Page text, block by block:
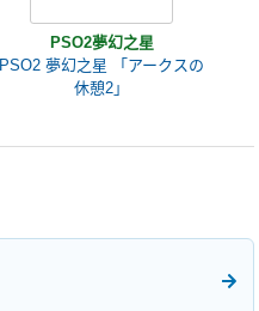
PSO2夢幻之星
PSO2 夢幻之星 「アークスの
休憩2」